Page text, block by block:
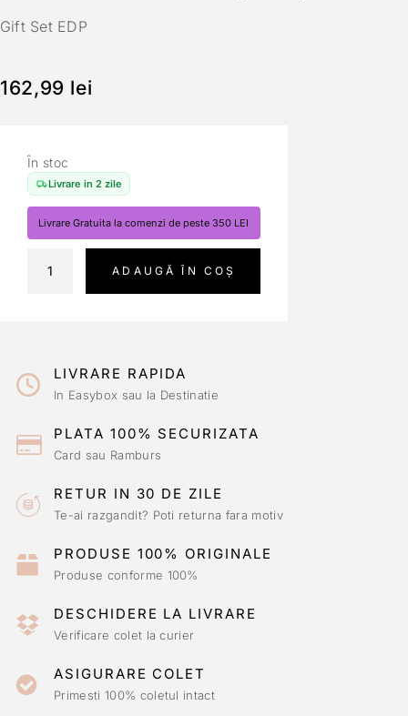
Gift Set EDP
162,99 lei
În stoc
Livrare in 2 zile
Livrare Gratuita la comenzi de peste 350 LEI
ADAUGĂ ÎN COȘ
LIVRARE RAPIDA
In Easybox sau la Destinatie
PLATA 100% SECURIZATA
Card sau Ramburs
RETUR IN 30 DE ZILE
Te-ai razgandit? Poti returna fara motiv
PRODUSE 100% ORIGINALE
Produse conforme 100%
DESCHIDERE LA LIVRARE
Verificare colet la curier
ASIGURARE COLET
Primesti 100% coletul intact